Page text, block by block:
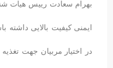
بهرام سعادت رییس هیات